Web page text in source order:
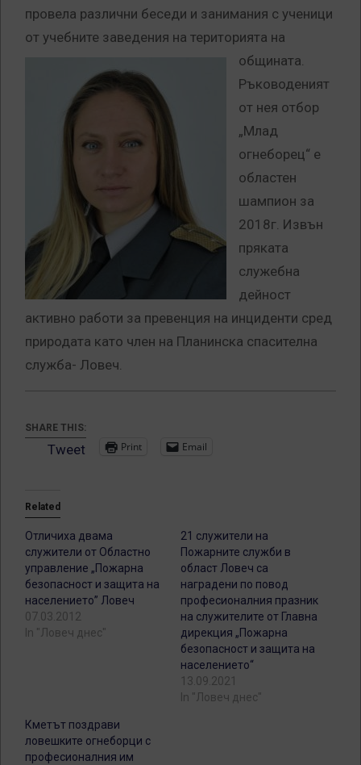
провела различни беседи и занимания с ученици
от учебните заведения на територията на
общината.
Ръководеният
от нея отбор
„Млад
огнеборец“ е
областен
шампион за
2018г. Извън
пряката
служебна
дейност
активно работи за превенция на инциденти сред
природата като член на Планинска спасителна
служба- Ловеч.
SHARE THIS:
Tweet Print Email
Related
Отличиха двама
служители от Областно
управление „Пожарна
безопасност и защита на
населението” Ловеч
07.03.2012
In "Ловеч днес"
21 служители на
Пожарните служби в
област Ловеч са
наградени по повод
професионалния празник
на служителите от Главна
дирекция „Пожарна
безопасност и защита на
населението“
13.09.2021
In "Ловеч днес"
Кметът поздрави
ловешките огнеборци с
професионалния им